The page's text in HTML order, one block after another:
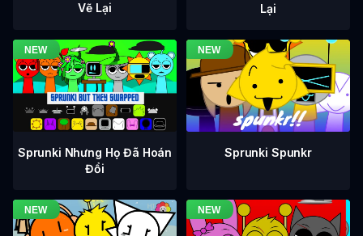
Vẽ Lại
Lại
Sprunki Nhưng Họ Đã Hoán
Đổi
Sprunki Spunkr